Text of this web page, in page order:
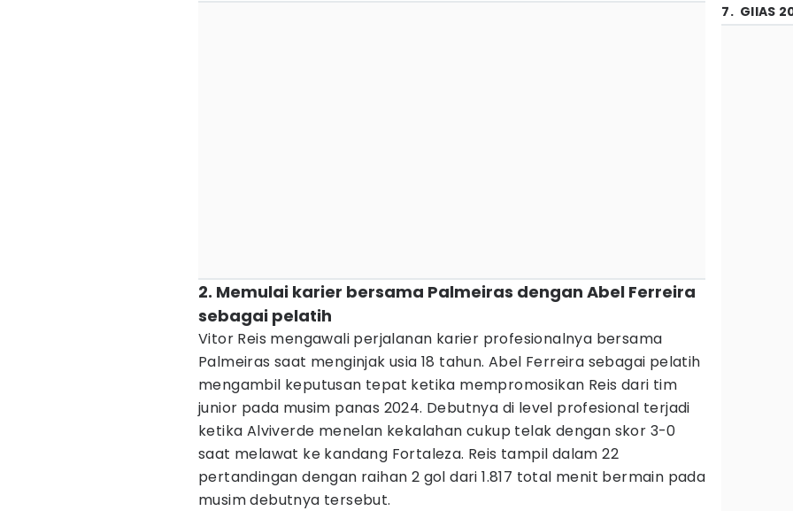
2. Memulai karier bersama Palmeiras dengan Abel Ferreira
sebagai pelatih
Vitor Reis mengawali perjalanan karier profesionalnya bersama
Palmeiras saat menginjak usia 18 tahun. Abel Ferreira sebagai pelatih
mengambil keputusan tepat ketika mempromosikan Reis dari tim
junior pada musim panas 2024. Debutnya di level profesional terjadi
ketika Alviverde menelan kekalahan cukup telak dengan skor 3-0
saat melawat ke kandang Fortaleza. Reis tampil dalam 22
pertandingan dengan raihan 2 gol dari 1.817 total menit bermain pada
musim debutnya tersebut.
7. GIIAS